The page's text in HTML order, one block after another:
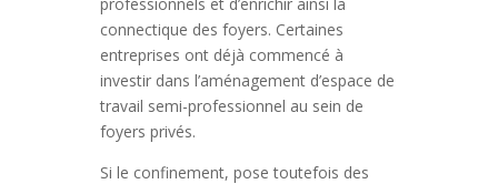
connectique des foyers. Certaines
entreprises ont déjà commencé à
investir dans l’aménagement d’espace de
travail semi-professionnel au sein de
foyers privés.
Si le confinement, pose toutefois des